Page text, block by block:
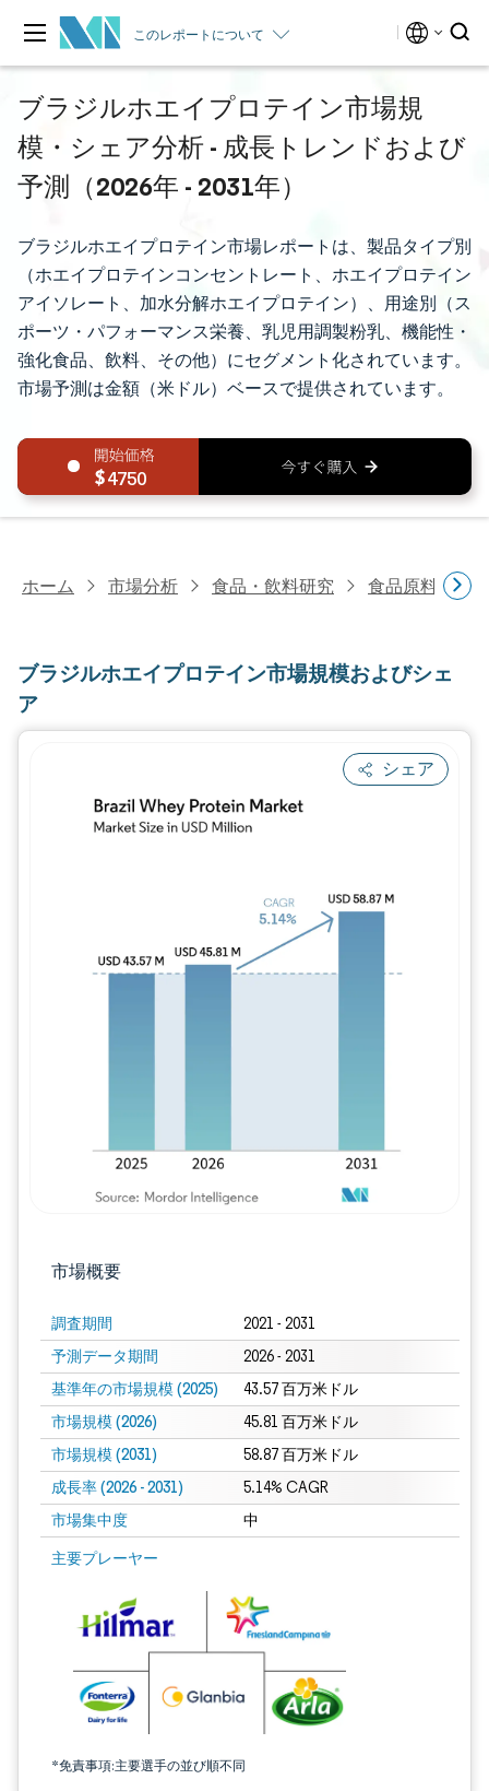
このレポートについて
ブラジルホエイプロテイン市場規
模・シェア分析 - 成長トレンドおよび
予測（2026年 - 2031年）
ブラジルホエイプロテイン市場レポートは、製品タイプ別
（ホエイプロテインコンセントレート、ホエイプロテイン
アイソレート、加水分解ホエイプロテイン）、用途別（ス
ポーツ・パフォーマンス栄養、乳児用調製粉乳、機能性・
強化食品、飲料、その他）にセグメント化されています。
市場予測は金額（米ドル）ベースで提供されています。
4750
ホーム 市場分析 食品・飲料研究 食品原料・食
ブラジルホエイプロテイン市場規模およびシェ
ア
シェア
市場概要
調査期間 2021 - 2031
予測データ期間 2026 - 2031
基準年の市場規模 (2025) 43.57 百万米ドル
市場規模 (2026) 45.81 百万米ドル
市場規模 (2031) 58.87 百万米ドル
成長率 (2026 - 2031) 5.14% CAGR
市場集中度 中
主要プレーヤー
*免責事項:主要選手の並び順不同
画像 © Mordor Intelligence。再利用にはCC BY 4.0の表示が必要です。